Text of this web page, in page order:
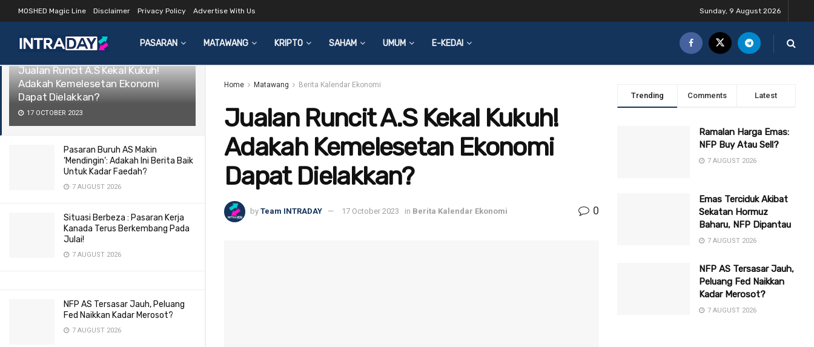
LATEST TRENDING Filter
Jualan Runcit A.S Kekal Kukuh!
Adakah Kemelesetan Ekonomi
Dapat Dielakkan?
17 OCTOBER 2023
Pasaran Buruh AS Makin
‘Mendingin’: Adakah Ini Berita Baik
Untuk Kadar Faedah?
7 AUGUST 2026
Situasi Berbeza : Pasaran Kerja
Kanada Terus Berkembang Pada
Julai!
7 AUGUST 2026
NFP AS Tersasar Jauh, Peluang
Fed Naikkan Kadar Merosot?
7 AUGUST 2026
MOSHED Magic Line Disclaimer Privacy Policy Advertise With Us Sunday, 9 August 2026
PASARAN MATAWANG KRIPTO SAHAM UMUM E-KEDAI
Home Matawang Berita Kalendar Ekonomi
Jualan Runcit A.S Kekal Kukuh!
Adakah Kemelesetan Ekonomi
Dapat Dielakkan?
by Team INTRADAY 17 October 2023 in Berita Kalendar Ekonomi 0
Trending Comments Latest
Ramalan Harga Emas:
NFP Buy Atau Sell?
7 AUGUST 2026
Emas Terciduk Akibat
Sekatan Hormuz
Baharu, NFP Dipantau
7 AUGUST 2026
NFP AS Tersasar Jauh,
Peluang Fed Naikkan
Kadar Merosot?
7 AUGUST 2026